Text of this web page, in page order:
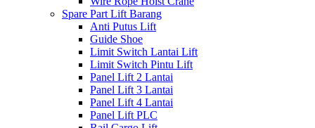
Spare Part Lift Barang
Anti Putus Lift
Guide Shoe
Limit Switch Lantai Lift
Limit Switch Pintu Lift
Panel Lift 2 Lantai
Panel Lift 3 Lantai
Panel Lift 4 Lantai
Panel Lift PLC